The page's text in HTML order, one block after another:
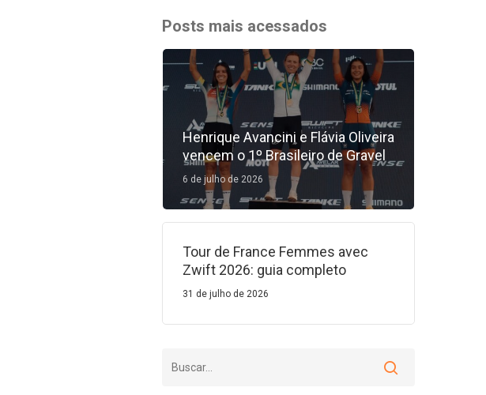
Posts mais acessados
Henrique Avancini e Flávia Oliveira
vencem o 1º Brasileiro de Gravel
6 de julho de 2026
Tour de France Femmes avec
Zwift 2026: guia completo
31 de julho de 2026